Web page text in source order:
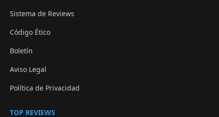
Sistema de Reviews
Código Ético
Boletín
Aviso Legal
Política de Privacidad
TOP REVIEWS